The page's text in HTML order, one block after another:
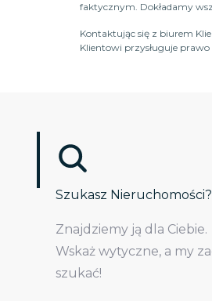
faktycznym. Dokładamy
Kontaktując się z biurem
Klientowi przysługuje
Szukasz Nieruchomości?
Znajdziemy ją dla Ciebie.
Wskaż wytyczne, a my
szukać!